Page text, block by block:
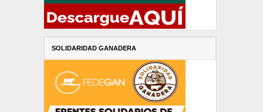
SOLIDARIDAD GANADERA